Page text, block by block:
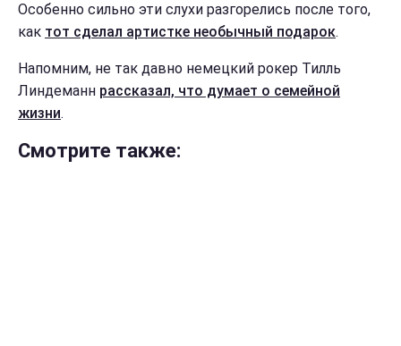
Особенно сильно эти слухи разгорелись после того,
как тот сделал артистке необычный подарок.
Напомним, не так давно немецкий рокер Тилль
Линдеманн рассказал, что думает о семейной
жизни.
Смотрите также: